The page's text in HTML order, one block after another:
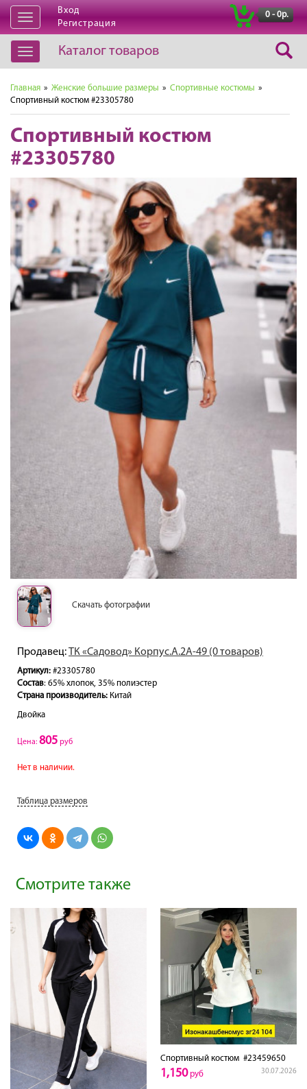
Открыть
навигацию
Вход
Регистрация
0 - 0р.
Открыть
навигацию
Каталог товаров
Главная » Женские большие размеры » Спортивные костюмы »
Спортивный костюм #23305780
Спортивный костюм
#23305780
Скачать фотографии
Продавец:ТК «Садовод» Корпус.А.2А-49 (0 товаров)
Артикул: #23305780
Состав: 65% хлопок, 35% полиэстер
Страна производитель: Китай
Двойка
Цена: 805 руб
Нет в наличии.
Таблица размеров
Смотрите также
Спортивный костюм #23459650
30.07.2026
1,150руб